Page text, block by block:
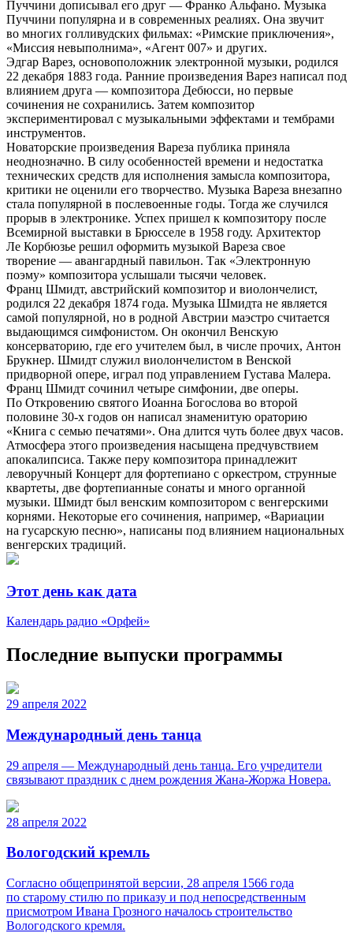
Пуччини дописывал его друг — Франко Альфано. Музыка
Пуччини популярна и в современных реалиях. Она звучит
во многих голливудских фильмах: «Римские приключения»,
«Миссия невыполнима», «Агент 007» и других.
Эдгар Варез, основоположник электронной музыки, родился
22 декабря 1883 года. Ранние произведения Варез написал под
влиянием друга — композитора Дебюсси, но первые
сочинения не сохранились. Затем композитор
экспериментировал с музыкальными эффектами и тембрами
инструментов.
Новаторские произведения Вареза публика приняла
неоднозначно. В силу особенностей времени и недостатка
технических средств для исполнения замысла композитора,
критики не оценили его творчество. Музыка Вареза внезапно
стала популярной в послевоенные годы. Тогда же случился
прорыв в электронике. Успех пришел к композитору после
Всемирной выставки в Брюсселе в 1958 году. Архитектор
Ле Корбюзье решил оформить музыкой Вареза свое
творение — авангардный павильон. Так «Электронную
поэму» композитора услышали тысячи человек.
Франц Шмидт, австрийский композитор и виолончелист,
родился 22 декабря 1874 года. Музыка Шмидта не является
самой популярной, но в родной Австрии маэстро считается
выдающимся симфонистом. Он окончил Венскую
консерваторию, где его учителем был, в числе прочих, Антон
Брукнер. Шмидт служил виолончелистом в Венской
придворной опере, играл под управлением Густава Малера.
Франц Шмидт сочинил четыре симфонии, две оперы.
По Откровению святого Иоанна Богослова во второй
половине 30-х годов он написал знаменитую ораторию
«Книга с семью печатями». Она длится чуть более двух часов.
Атмосфера этого произведения насыщена предчувствием
апокалипсиса. Также перу композитора принадлежит
леворучный Концерт для фортепиано с оркестром, струнные
квартеты, две фортепианные сонаты и много органной
музыки. Шмидт был венским композитором с венгерскими
корнями. Некоторые его сочинения, например, «Вариации
на гусарскую песню», написаны под влиянием национальных
венгерских традиций.
Этот день как дата
Календарь радио «Орфей»
Последние выпуски программы
29 апреля 2022
Международный день танца
29 апреля — Международный день танца. Его учредители
связывают праздник с днем рождения Жана-Жоржа Новера.
28 апреля 2022
Вологодский кремль
Согласно общепринятой версии, 28 апреля 1566 года
по старому стилю по приказу и под непосредственным
присмотром Ивана Грозного началось строительство
Вологодского кремля.